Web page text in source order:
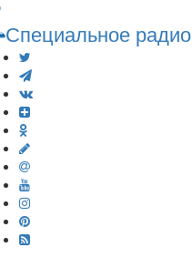
Специальное радио